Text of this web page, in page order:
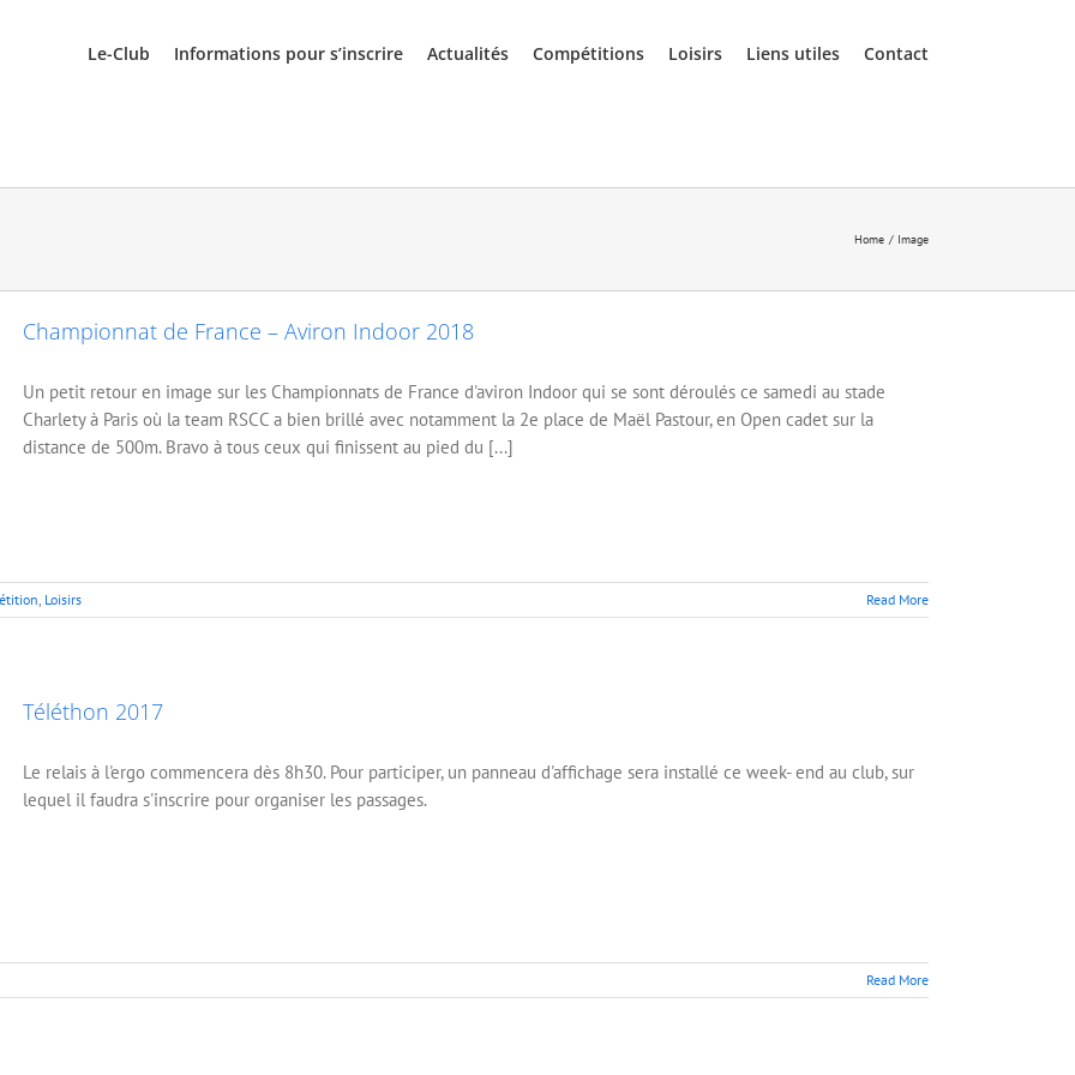
Le-Club Informations pour s’inscrire Actualités Compétitions Loisirs Liens utiles Contact
Home Image
Championnat de France – Aviron Indoor 2018
Un petit retour en image sur les Championnats de France d'aviron Indoor qui se sont déroulés ce samedi au stade
Charlety à Paris où la team RSCC a bien brillé avec notamment la 2e place de Maël Pastour, en Open cadet sur la
distance de 500m. Bravo à tous ceux qui finissent au pied du [...]
, Loisirs Read More
Téléthon 2017
Le relais à l'ergo commencera dès 8h30. Pour participer, un panneau d'affichage sera installé ce week- end au club, sur
lequel il faudra s'inscrire pour organiser les passages.
Read More